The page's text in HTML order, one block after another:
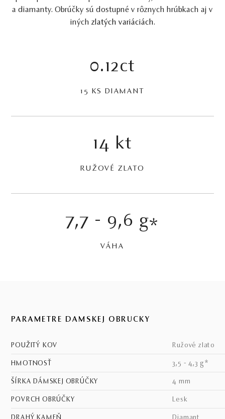
a diamanty. Obrúčky sú dostupné v rôznych hrúbkach aj v
iných zlatých variáciách.
0.12ct
15 KS DIAMANT
14 kt
RUŽOVÉ ZLATO
7,7 - 9,6 g*
VÁHA
PARAMETRE DÁMSKEJ OBRÚČKY
POUŽITÝ KOV ružové zlato
HMOTNOSŤ 3,5 - 4,3 g*
ŠÍRKA DÁMSKEJ OBRÚČKY 4 mm
POVRCH OBRÚČKY lesk